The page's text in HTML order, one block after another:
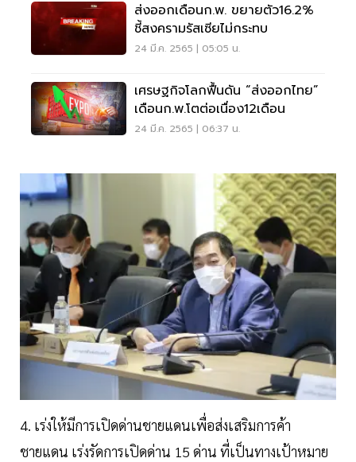
ส่งออกเดือนก.พ. ขยายตัว16.2%
ชี้สงครามรัสเซียไม่กระทบ
24 มี.ค. 2565 | 05:05 น.
เศรษฐกิจโลกฟื้นดัน “ส่งออกไทย”
เดือนก.พ.โตต่อเนื่อง12เดือน
24 มี.ค. 2565 | 06:37 น.
4. เร่งให้มีการเปิดด่านชายแดนเพื่อส่งเสริมการค้า
ชายแดน เร่งรัดการเปิดด่าน 15 ด่าน ที่เป็นทางเป้าหมาย